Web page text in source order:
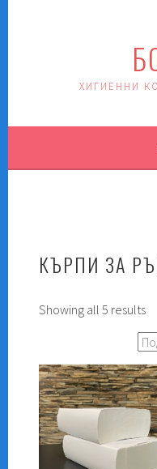
ХИГИЕННИ
КЪРПИ ЗА
Showing all 5 results